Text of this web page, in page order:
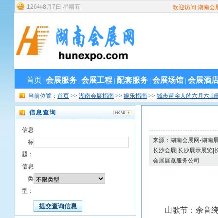
126年8 月 7 日 星期五 欢迎访问 湖南会
首页 会展服务 会展工程 配套服务 会展场馆 会展酒
当前位置： 首页 >> 湖南会展指南 >> 娱乐指南 >> 城步苗乡人的六月六山
信息查询
信息
标
题：
信息
类
型：
来源：湖南会展网-湖南
长沙会展|长沙展示展览|
会展展览服务公司
山歌节：余音绕